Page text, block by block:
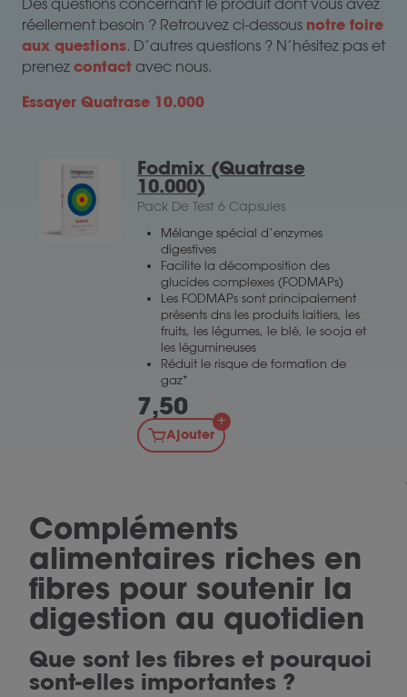
Des questions concernant le produit dont vous avez
réellement besoin ? Retrouvez ci-dessous notre foire
aux questions. D’autres questions ? N’hésitez pas et
prenez contact avec nous.
Essayer Quatrase 10.000
Fodmix (Quatrase
10.000)
Pack De Test 6 Capsules
Mélange spécial d’enzymes
digestives
Facilite la décomposition des
glucides complexes (FODMAPs)
Les FODMAPs sont principalement
présents dns les produits laitiers, les
fruits, les légumes, le blé, le sooja et
les légumineuses
Réduit le risque de formation de
gaz*
7,50
Ajouter
Compléments
alimentaires riches en
fibres pour soutenir la
digestion au quotidien
Que sont les fibres et pourquoi
sont-elles importantes ?